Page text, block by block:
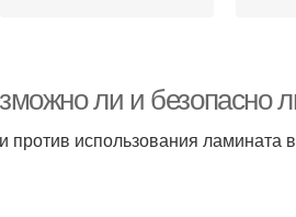
ли и безопасно
использования ламината